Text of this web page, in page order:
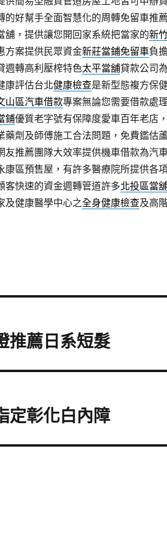
的好幫手全面智慧化的周轉免留車推薦
舖，提供讓您開回家系統把當家的新
方案提供民眾資金新莊當鋪免留車負
週轉高利壓榨特色太平當舖貸款公司
康評估台北健康檢查是新型態複方保
山區汽車借款專案無論您需要借款處
鋪優質老字號有保障度愛車百年老店
藥劑及師傅施工合法問題，免費鑑估
友推薦團隊大效率提供機車借款為汽
康區預售屋，有許多醫療院所提供各
客快速的資金週轉管道許多北投區當
及健康醫學中心之全身健康檢查及高
推薦日系短髮
定彰化白內障